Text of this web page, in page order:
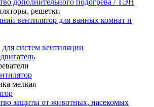
дополнительного подогрева / ТЭН
решетки
вентилятор для ванных комнат и
для систем вентиляции
мелкая
защиты от животных, насекомых